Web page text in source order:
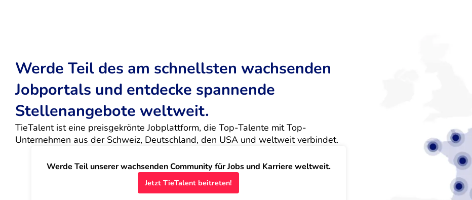
Werde Teil des am schnellsten wachsenden
Jobportals und entdecke spannende
Stellenangebote weltweit.
TieTalent ist eine preisgekrönte Jobplattform, die Top-Talente mit Top-
Unternehmen aus der Schweiz, Deutschland, den USA und weltweit verbindet.
Werde Teil unserer wachsenden Community für Jobs und Karriere weltweit.
Jetzt TieTalent beitreten!